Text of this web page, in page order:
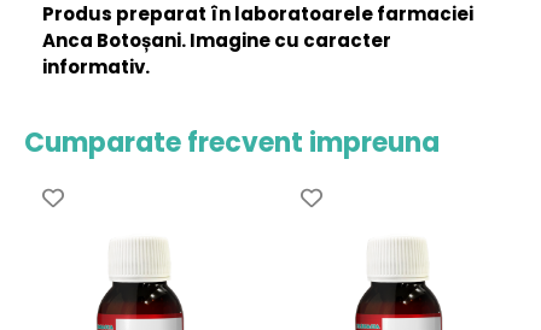
Produs preparat în laboratoarele farmaciei
Anca Botoșani. Imagine cu caracter
informativ.
Cumparate frecvent impreuna